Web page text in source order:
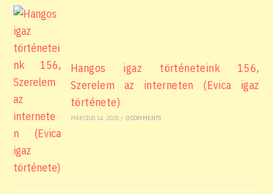
Hangos igaz történeteink 156,
Szerelem az interneten (Evica igaz
története)
MÁRCIUS 14, 2025 / 0 COMMENTS